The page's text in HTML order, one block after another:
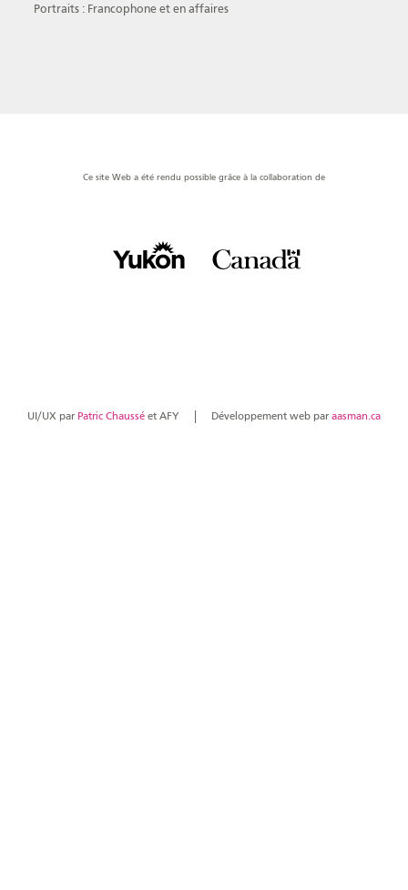
Portraits : Francophone et en affaires
Ce site Web a été rendu possible grâce à la collaboration de
UI/UX par Patric Chausséet AFY Développement web paraasman.ca